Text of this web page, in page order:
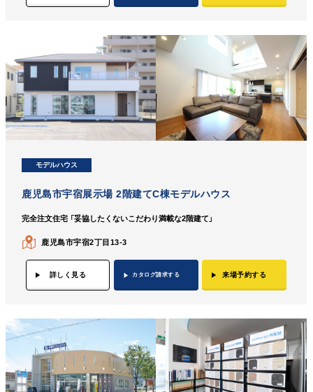
鹿児島市宇宿展示場 2階建てC棟モデルハウス
モデルハウス
完全注文住宅 「妥協したくないこだわり満載な2階建て」
鹿児島市宇宿2丁目13-3
詳しく見る カタログ請求する 来場予約する